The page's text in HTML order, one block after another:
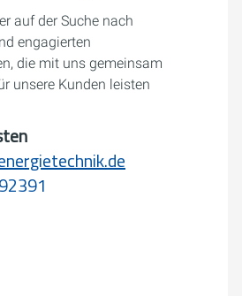
auf der Suche nach
engagierten
die mit uns gemeinsam
unsere Kunden leisten